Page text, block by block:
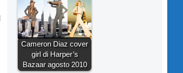
Cameron Diaz cover
girl di Harper’s
Bazaar agosto 2010